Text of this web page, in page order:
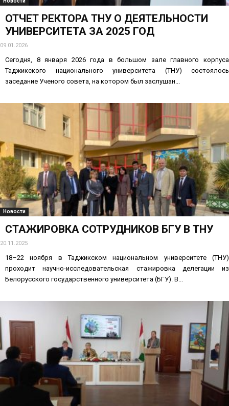
ОТЧЕТ РЕКТОРА ТНУ О ДЕЯТЕЛЬНОСТИ
УНИВЕРСИТЕТА ЗА 2025 ГОД
09.01.2026
Сегодня, 8 января 2026 года в большом зале главного корпуса
Таджикского национального университета (ТНУ) состоялось
заседание Ученого совета, на котором был заслушан...
Новости
СТАЖИРОВКА СОТРУДНИКОВ БГУ В ТНУ
20.11.2025
18–22 ноября в Таджикском национальном университете (ТНУ)
проходит научно-исследовательская стажировка делегации из
Белорусского государственного университета (БГУ). В...